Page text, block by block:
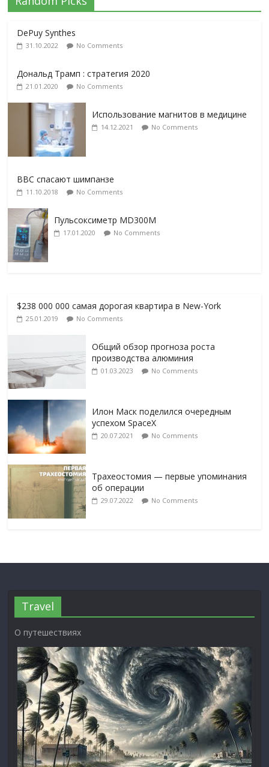
DePuy Synthes
31.10.2022 No Comments
Дональд Трамп : стратегия 2020
21.01.2020 No Comments
Использование магнитов в медицине
14.12.2021 No Comments
BBC спасают шимпанзе
11.10.2018 No Comments
Пульсоксиметр MD300M
17.01.2020 No Comments
$238 000 000 самая дорогая квартира в New-York
25.01.2019 No Comments
Общий обзор прогноза роста
производства алюминия
01.03.2023 No Comments
Илон Маск поделился очередным
успехом SpaceX
20.07.2021 No Comments
Трахеостомия — первые упоминания
об операции
29.07.2022 No Comments
Travel
О путешествиях